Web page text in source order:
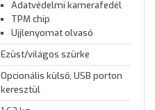
Adatvédelmi kamerafedél
TPM chip
Ujjlenyomat olvasó
Ezüst/világos szürke
Opcionális külső, USB porton
keresztül